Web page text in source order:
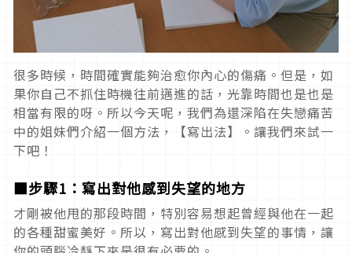
很多時候，時間確實能夠治愈你內心的傷痛。但是，如
果你自己不抓住時機往前邁進的話，光靠時間也是也是
相當有限的呀。所以今天呢，我們為還深陷在失戀痛苦
中的姐妹們介紹一個方法，【寫出法】。讓我們來試一
下吧！
■步驟1：寫出對他感到失望的地方
才剛被他甩的那段時間，特別容易想起曾經與他在一起
的各種甜蜜美好。所以，寫出對他感到失望的事情，讓